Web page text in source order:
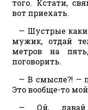
того. Кстати,
вот приехать.
— Шустрые
мужик, отдай
метров на
поговорить.
— В смысле?! —
Это вообще-то
— Ой, давай